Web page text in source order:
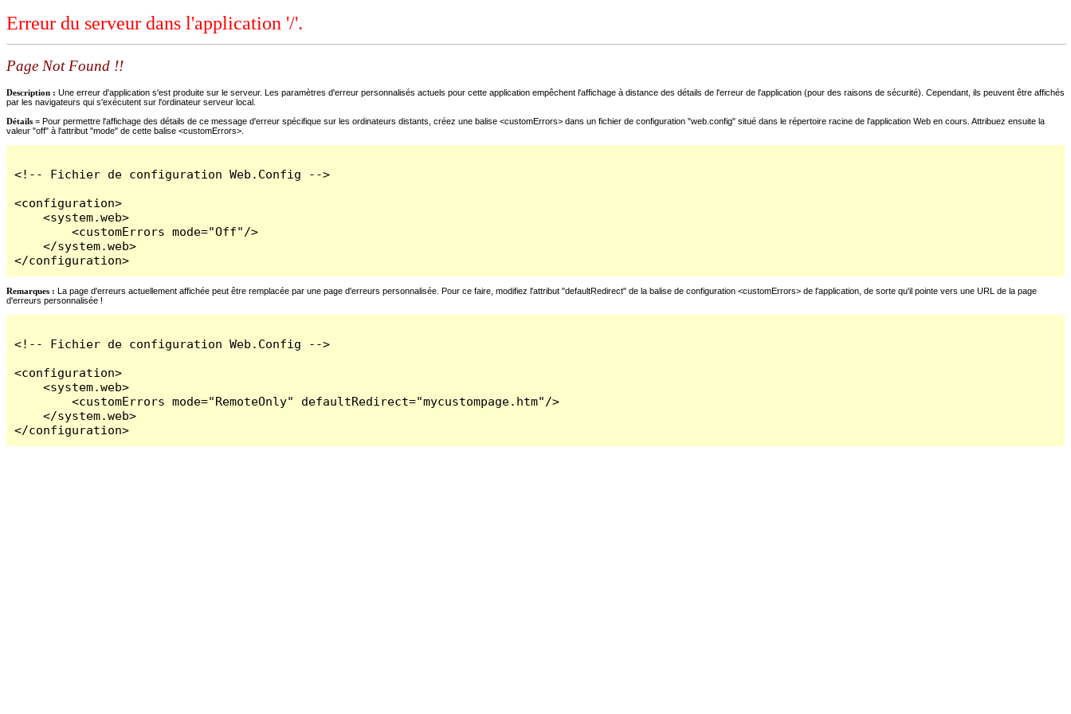
Erreur du serveur dans l'application '/'.
Page Not Found !!
Description : Une erreur d'application s'est produite sur le serveur. Les paramètres d'erreur personnalisés actuels pour cette application empêchent l'affichage à distance des détails de l'erreur de l'application (pour des raisons de sécurité). Cependant, ils peuvent être affichés
par les navigateurs qui s'exécutent sur l'ordinateur serveur local.
Détails = Pour permettre l'affichage des détails de ce message d'erreur spécifique sur les ordinateurs distants, créez une balise <customErrors> dans un fichier de configuration "web.config" situé dans le répertoire racine de l'application Web en cours. Attribuez ensuite la
valeur "off" à l'attribut "mode" de cette balise <customErrors>.
<!-- Fichier de configuration Web.Config -->
<configuration>
    <system.web>
        <customErrors mode="Off"/>
    </system.web>
</configuration>
Remarques : La page d'erreurs actuellement affichée peut être remplacée par une page d'erreurs personnalisée. Pour ce faire, modifiez l'attribut "defaultRedirect" de la balise de configuration <customErrors> de l'application, de sorte qu'il pointe vers une URL de la page
d'erreurs personnalisée !
<!-- Fichier de configuration Web.Config -->
<configuration>
    <system.web>
        <customErrors mode="RemoteOnly" defaultRedirect="mycustompage.htm"/>
    </system.web>
</configuration>